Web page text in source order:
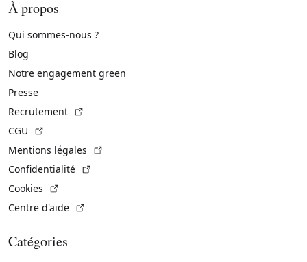
À propos
Qui sommes-nous ?
Blog
Notre engagement green
Presse
Recrutement
CGU
Mentions légales
Confidentialité
Cookies
Centre d'aide
Catégories